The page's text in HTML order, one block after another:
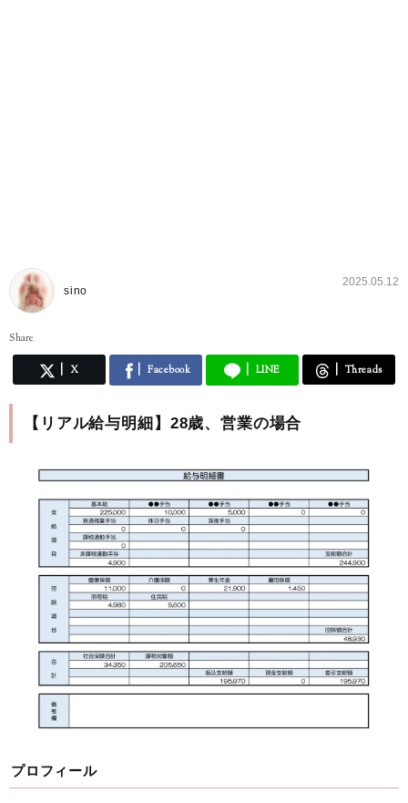
sino
2025.05.12
Share
X Facebook LINE Threads
【リアル給与明細】28歳、営業の場合
プロフィール